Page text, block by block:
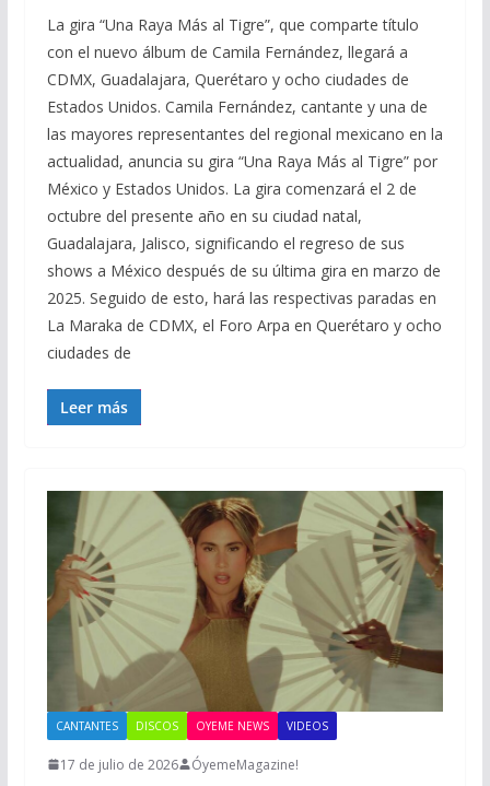
La gira “Una Raya Más al Tigre”, que comparte título
con el nuevo álbum de Camila Fernández, llegará a
CDMX, Guadalajara, Querétaro y ocho ciudades de
Estados Unidos. Camila Fernández, cantante y una de
las mayores representantes del regional mexicano en la
actualidad, anuncia su gira “Una Raya Más al Tigre” por
México y Estados Unidos. La gira comenzará el 2 de
octubre del presente año en su ciudad natal,
Guadalajara, Jalisco, significando el regreso de sus
shows a México después de su última gira en marzo de
2025. Seguido de esto, hará las respectivas paradas en
La Maraka de CDMX, el Foro Arpa en Querétaro y ocho
ciudades de
Leer más
CANTANTES DISCOS OYEME NEWS VIDEOS
17 de julio de 2026 ÓyemeMagazine!